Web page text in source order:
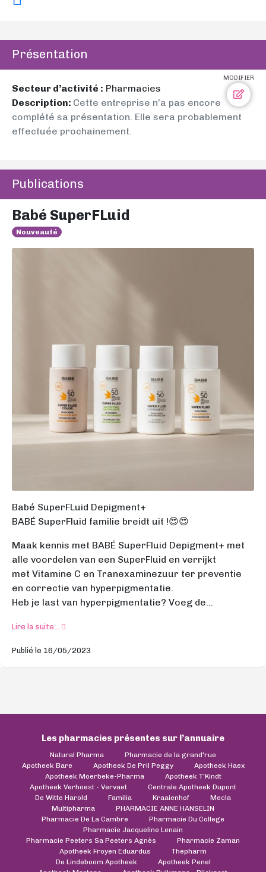
Présentation
MODIFIER
Secteur d’activité : Pharmacies
Description: Cette entreprise n’a pas encore
complété sa présentation. Elle sera probablement
effectuée prochainement.
Publications
Babé SuperFLuid
Nouveauté
Babé SuperFLuid Depigment+
BABÉ SuperFluid familie breidt uit !😍😍
Maak kennis met BABÉ SuperFluid Depigment+ met
alle voordelen van een SuperFluid en verrijkt
met Vitamine C en Tranexaminezuur ter preventie
en correctie van hyperpigmentatie.
Heb je last van hyperpigmentatie? Voeg de...
Lire la suite...
Publié le 16/05/2023
Les pharmacies présentes sur l’annuaire
Natural Pharma
Pharmacie de la grand'rue
Apotheek Bare
Apotheek De Pril Peggy
Apotheek Haex
Apotheek Moerbeke-Pharma
Apotheek T'Kindt
Apotheek Verhoest - Vervaet
Centrale Apotheek Dupont
De Witte Harold
Familia Kraaienhof
Mecla
Multipharma
PHARMACIE ANNE HANSELIN
Pharmacie De La Cambre
Pharmacie Du College
Pharmacie Jacqueline Lenain
Pharmacie Peeters Sa Peeters Agnès
Pharmacie Zaman
Apotheek Froyen Eduardus
Thepharm
De Lindeboom Apotheek
Apotheek Penel